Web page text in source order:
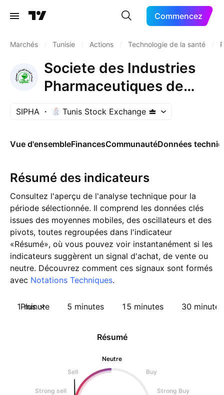
Commencez
Marchés Tunisie Actions Technologie de la santé
Societe des Industries
Pharmaceutiques de
Tunisie SA
SIPHA Tunis Stock Exchange
Vue d'ensembleFinancesCommunautéDonnées
Résumé des indicateurs
Consultez l'aperçu de l'analyse technique pour la
période sélectionnée. Il comprend les données clés
issues des moyennes mobiles, des oscillateurs et des
pivots, toutes regroupées dans l'indicateur
«Résumé», où vous pouvez voir instantanément si les
indicateurs suggèrent un signal d'achat, de vente ou
neutre. Découvrez comment ces signaux sont formés
avec Notations Techniques.
1 minute 5 minutes 15 minutes 30 minutes
Plus
Résumé
Neutre
Sell
Buy
Strong sell Strong Buy